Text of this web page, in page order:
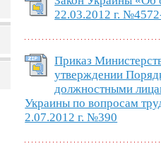
22.03.2012 г.
Приказ
утверждении
должностными
Украины по вопросам
2.07.2012 г. №390